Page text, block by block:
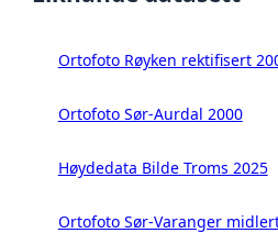
Ortofoto Røyken rektifisert
Ortofoto Sør-Aurdal 2000
Høydedata Bilde Troms 2025
Ortofoto Sør-Varanger